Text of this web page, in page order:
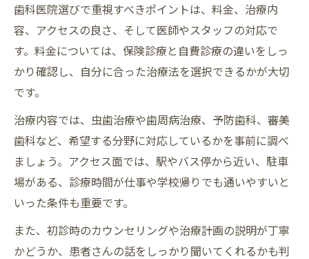
歯科医院選びで重視すべきポイントは、料金、治療内
容、アクセスの良さ、そして医師やスタッフの対応で
す。料金については、保険診療と自費診療の違いをしっ
かり確認し、自分に合った治療法を選択できるかが大切
です。
治療内容では、虫歯治療や歯周病治療、予防歯科、審美
歯科など、希望する分野に対応しているかを事前に調べ
ましょう。アクセス面では、駅やバス停から近い、駐車
場がある、診療時間が仕事や学校帰りでも通いやすいと
いった条件も重要です。
また、初診時のカウンセリングや治療計画の説明が丁寧
かどうか、患者さんの話をしっかり聞いてくれるかも判